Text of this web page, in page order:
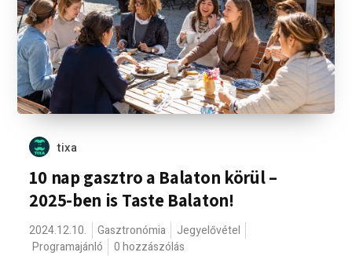
tixa
10 nap gasztro a Balaton körül –
2025-ben is Taste Balaton!
2024.12.10. Gasztronómia
Jegyelővétel
Programajánló
0 hozzászólás